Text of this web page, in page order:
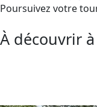
Poursuivez votre
À découvrir